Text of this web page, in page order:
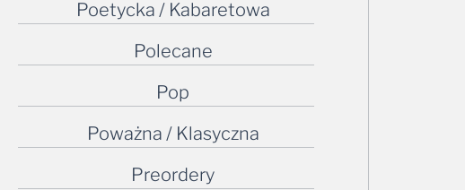
Poetycka / Kabaretowa
Polecane
Pop
Poważna / Klasyczna
Preordery